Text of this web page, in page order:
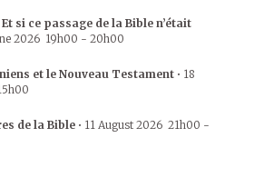
si ce passage de la Bible n’était
2026 19h00 - 20h00
et le Nouveau Testament • 18
de la Bible • 11 August 2026 21h00 -